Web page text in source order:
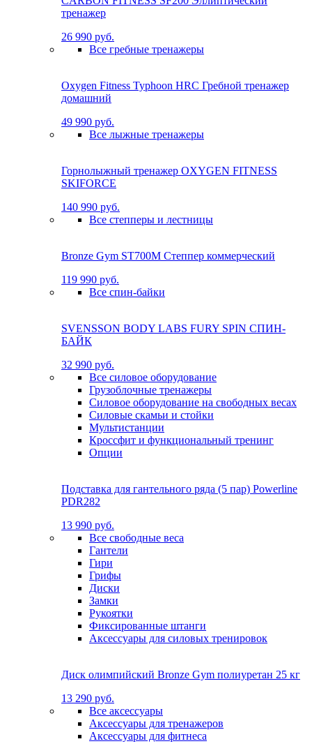
тренажер
26 990 руб.
Все гребные тренажеры
Oxygen Fitness Typhoon HRC Гребной тренажер
домашний
49 990 руб.
Все лыжные тренажеры
Горнолыжный тренажер OXYGEN FITNESS
SKIFORCE
140 990 руб.
Все степперы и лестницы
Bronze Gym ST700M Степпер коммерческий
119 990 руб.
Все спин-байки
SVENSSON BODY LABS FURY SPIN СПИН-
БАЙК
32 990 руб.
Все силовое оборудование
Грузоблочные тренажеры
Силовое оборудование на свободных весах
Силовые скамьи и стойки
Мультистанции
Кроссфит и функциональный тренинг
Опции
Подставка для гантельного ряда (5 пар) Powerline
PDR282
13 990 руб.
Все свободные веса
Гантели
Гири
Грифы
Диски
Замки
Рукоятки
Фиксированные штанги
Аксессуары для силовых тренировок
Диск олимпийский Bronze Gym полиуретан 25 кг
13 290 руб.
Все аксессуары
Аксессуары для тренажеров
Аксессуары для фитнеса